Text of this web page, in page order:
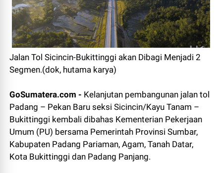
Jalan Tol Sicincin-Bukittinggi akan Dibagi Menjadi 2
Segmen.(dok, hutama karya)
GoSumatera.com - Kelanjutan pembangunan jalan tol
Padang – Pekan Baru seksi Sicincin/Kayu Tanam –
Bukittinggi kembali dibahas Kementerian Pekerjaan
Umum (PU) bersama Pemerintah Provinsi Sumbar,
Kabupaten Padang Pariaman, Agam, Tanah Datar,
Kota Bukittinggi dan Padang Panjang.